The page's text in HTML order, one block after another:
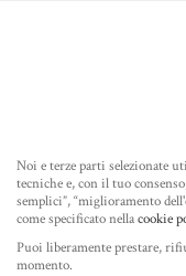
Home/Gioielleria/
Garden
Noi e terze parti selezionate
tecniche e, con il tuo
semplici”, “miglioramento
come specificato nellacookie
Puoi liberamente prestare,
momento.